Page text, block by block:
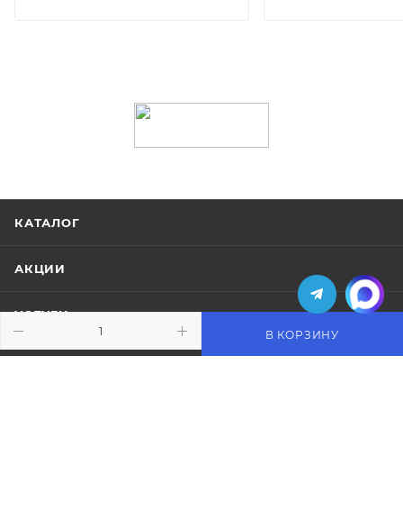
В КОРЗИНУ
КАТАЛОГ
АКЦИИ
УСЛУГИ
БРЕНДЫ